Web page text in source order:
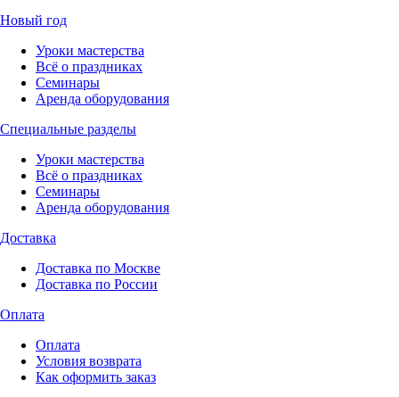
Новый год
Уроки мастерства
Всё о праздниках
Семинары
Аренда оборудования
Специальные разделы
Уроки мастерства
Всё о праздниках
Семинары
Аренда оборудования
Доставка
Доставка по Москве
Доставка по России
Оплата
Оплата
Условия возврата
Как оформить заказ